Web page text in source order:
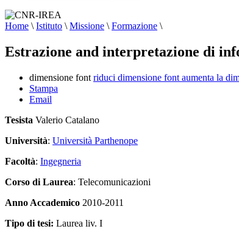
Home \ Istituto \ Missione \ Formazione \
Estrazione and interpretazione di
dimensione font riduci dimensione font aumenta la
Stampa
Email
Tesista Valerio Catalano
Università: Università Parthenope
Facoltà: Ingegneria
Corso di Laurea: Telecomunicazioni
Anno Accademico 2010-2011
Tipo di tesi: Laurea liv. I